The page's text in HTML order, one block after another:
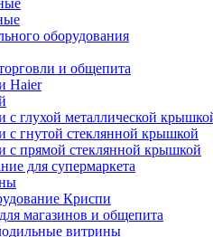
оборудования
и общепита
Haier
с глухой металлической
с гнутой стеклянной крышкой
с прямой стеклянной крышкой
для супермаркета
Криспи
магазинов и общепита
витрины